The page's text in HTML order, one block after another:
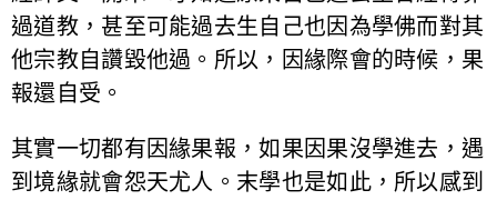
過道教，甚至可能過去生自己也因為學佛而對其
他宗教自讚毀他過。所以，因緣際會的時候，果
報還自受。
其實一切都有因緣果報，如果因果沒學進去，遇
到境緣就會怨天尤人。末學也是如此，所以感到